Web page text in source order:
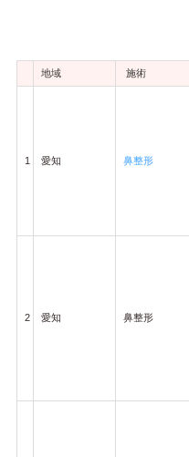
地域 施術
1 愛知 鼻整形
2 愛知 鼻整形